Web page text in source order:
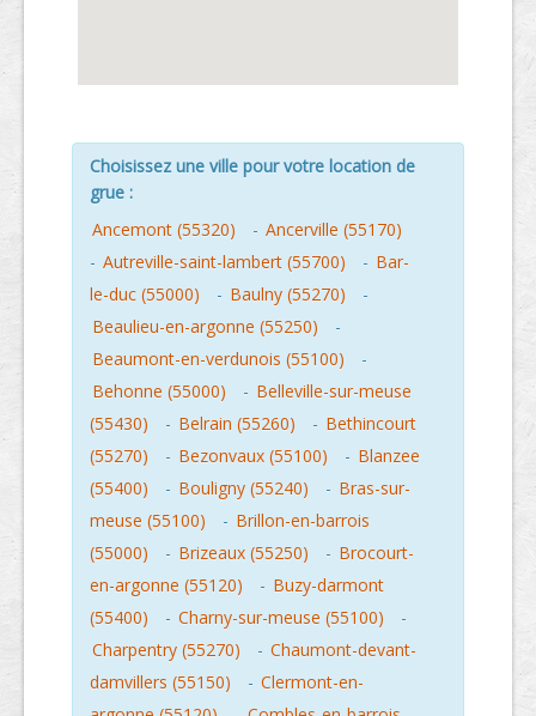
Choisissez une ville pour votre location de
grue :
Ancemont (55320)
- Ancerville (55170)
- Autreville-saint-lambert (55700) - Bar-
le-duc (55000)
- Baulny (55270)
-
Beaulieu-en-argonne (55250)
-
Beaumont-en-verdunois (55100)
-
Behonne (55000)
- Belleville-sur-meuse
(55430)
- Belrain (55260) - Bethincourt
(55270)
- Bezonvaux (55100) - Blanzee
(55400)
- Bouligny (55240) - Bras-sur-
meuse (55100)
- Brillon-en-barrois
(55000)
- Brizeaux (55250) - Brocourt-
en-argonne (55120)
- Buzy-darmont
(55400)
- Charny-sur-meuse (55100)
-
Charpentry (55270)
- Chaumont-devant-
damvillers (55150)
- Clermont-en-